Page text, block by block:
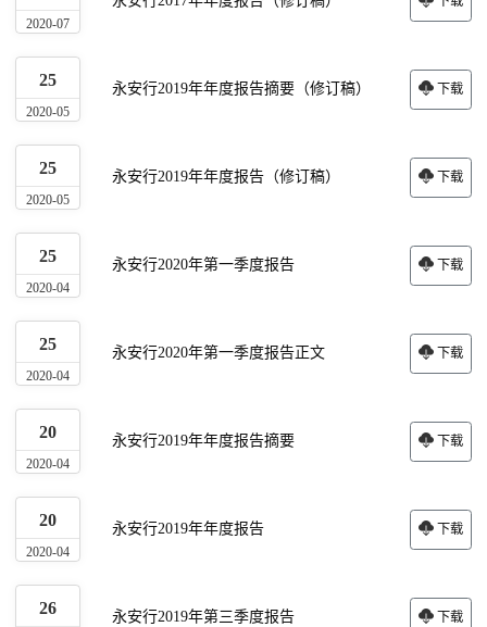
2020-07
25
2020-05
永安行2019年年度报告摘要（修订稿） 下载
25
2020-05
永安行2019年年度报告（修订稿） 下载
25
2020-04
永安行2020年第一季度报告 下载
25
2020-04
永安行2020年第一季度报告正文 下载
20
2020-04
永安行2019年年度报告摘要 下载
20
2020-04
永安行2019年年度报告 下载
26 永安行2019年第三季度报告 下载